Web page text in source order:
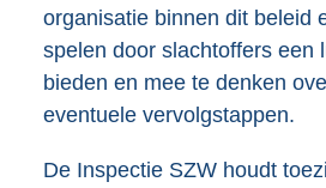
organisatie binnen dit beleid
spelen door slachtoffers een
bieden en mee te denken
eventuele vervolgstappen.
De Inspectie SZW houdt